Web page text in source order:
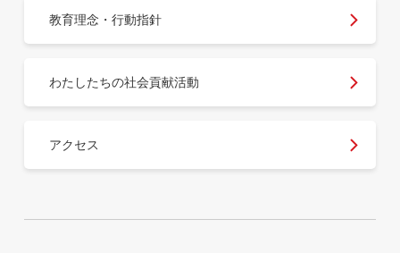
教育理念・行動指針
わたしたちの社会貢献活動
アクセス